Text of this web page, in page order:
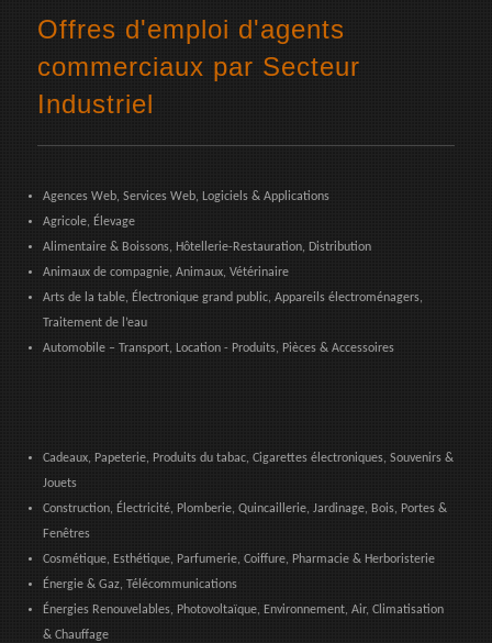
Offres d'emploi d'agents
commerciaux par Secteur
Industriel
Agences Web, Services Web, Logiciels & Applications
Agricole, Élevage
Alimentaire & Boissons, Hôtellerie-Restauration, Distribution
Animaux de compagnie, Animaux, Vétérinaire
Arts de la table, Électronique grand public, Appareils électroménagers,
Traitement de l’eau
Automobile – Transport, Location - Produits, Pièces & Accessoires
Cadeaux, Papeterie, Produits du tabac, Cigarettes électroniques, Souvenirs &
Jouets
Construction, Électricité, Plomberie, Quincaillerie, Jardinage, Bois, Portes &
Fenêtres
Cosmétique, Esthétique, Parfumerie, Coiffure, Pharmacie & Herboristerie
Énergie & Gaz, Télécommunications
Énergies Renouvelables, Photovoltaïque, Environnement, Air, Climatisation
& Chauffage